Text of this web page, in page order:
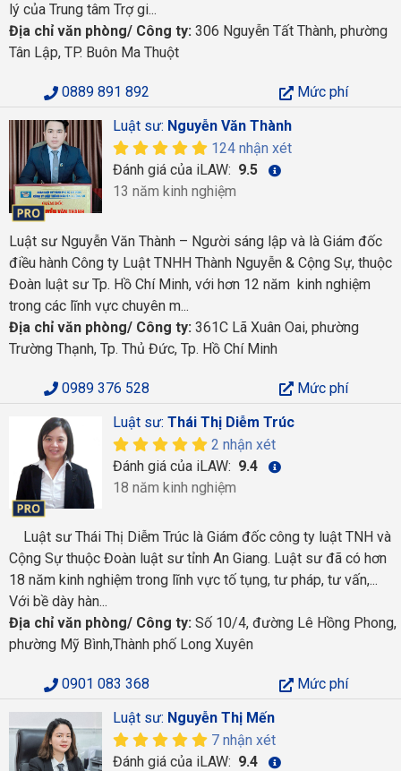
lý của Trung tâm Trợ gi...
Địa chỉ văn phòng/ Công ty: 306 Nguyễn Tất Thành, phường
Tân Lập, TP. Buôn Ma Thuột
0889 891 892
Mức phí
Luật sư: Nguyễn Văn Thành
124 nhận xét
Đánh giá của iLAW: 9.5
13 năm kinh nghiệm
Luật sư Nguyễn Văn Thành – Người sáng lập và là Giám đốc
điều hành Công ty Luật TNHH Thành Nguyễn & Cộng Sự, thuộc
Đoàn luật sư Tp. Hồ Chí Minh, với hơn 12 năm kinh nghiệm
trong các lĩnh vực chuyên m...
Địa chỉ văn phòng/ Công ty: 361C Lã Xuân Oai, phường
Trường Thạnh, Tp. Thủ Đức, Tp. Hồ Chí Minh
0989 376 528
Mức phí
Luật sư: Thái Thị Diễm Trúc
2 nhận xét
Đánh giá của iLAW: 9.4
18 năm kinh nghiệm
Luật sư Thái Thị Diễm Trúc là Giám đốc công ty luật TNH và
Cộng Sự thuộc Đoàn luật sư tỉnh An Giang. Luật sư đã có hơn
18 năm kinh nghiệm trong lĩnh vực tố tụng, tư pháp, tư vấn,...
Với bề dày hàn...
Địa chỉ văn phòng/ Công ty: Số 10/4, đường Lê Hồng Phong,
phường Mỹ Bình,Thành phố Long Xuyên
0901 083 368
Mức phí
Luật sư: Nguyễn Thị Mến
7 nhận xét
Đánh giá của iLAW: 9.4